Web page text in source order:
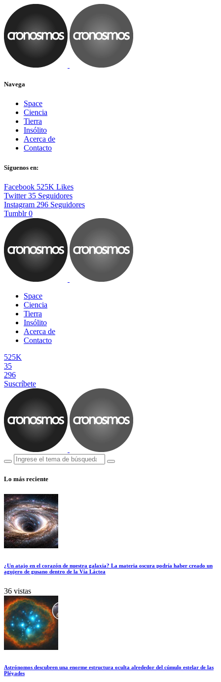
Navega
Space
Ciencia
Tierra
Insólito
Acerca de
Contacto
Síguenos en:
Facebook 525K Likes
Twitter 35 Seguidores
Instagram 296 Seguidores
Tumblr 0
Space
Ciencia
Tierra
Insólito
Acerca de
Contacto
525K
35
296
Suscríbete
Lo más reciente
¿Un atajo en el corazón de nuestra galaxia? La materia oscura podría haber creado un
agujero de gusano dentro de la Vía Láctea
36 vistas
Astrónomos descubren una enorme estructura oculta alrededor del cúmulo estelar de las
Pléyades